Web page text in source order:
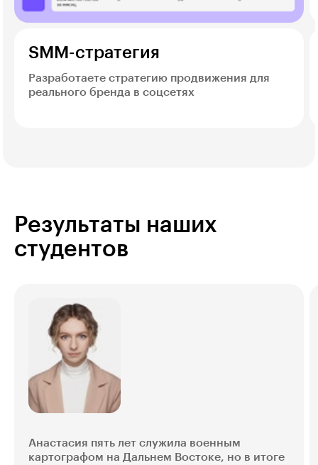
SMM-стратегия
Разработаете стратегию продвижения для
реального бренда в соцсетях
Результаты наших
студентов
Анастасия пять лет служила военным
картографом на Дальнем Востоке, но в итоге